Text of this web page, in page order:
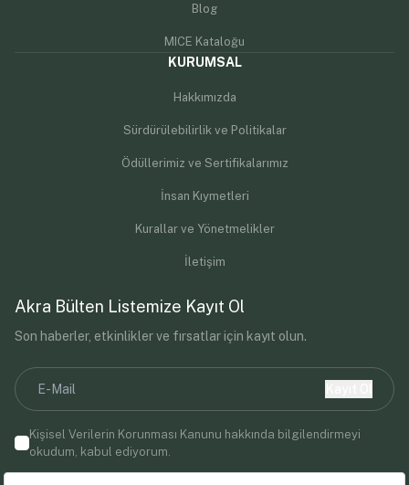
Blog
MICE Kataloğu
KURUMSAL
Hakkımızda
Sürdürülebilirlik ve Politikalar
Ödüllerimiz ve Sertifikalarımız
İnsan Kıymetleri
Kurallar ve Yönetmelikler
İletişim
Akra Bülten Listemize Kayıt Ol
Son haberler, etkinlikler ve fırsatlar için kayıt olun.
Kişisel Verilerin Korunması Kanunu hakkında bilgilendirmeyi
okudum, kabul ediyorum.